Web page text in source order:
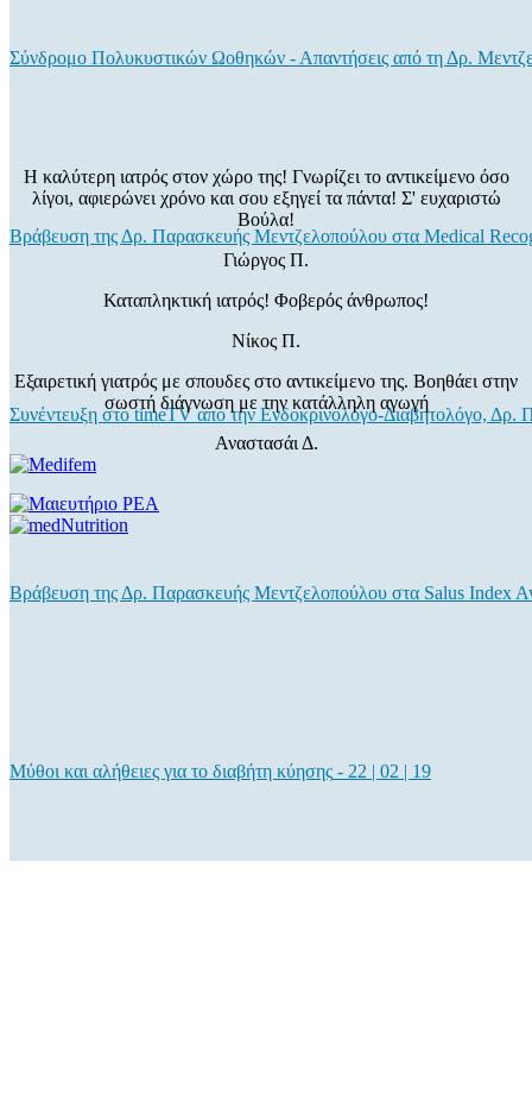
Σύνδρομο Πολυκυστικών Ωοθηκών - Απαντήσεις από τη Δρ.
Βράβευση της Δρ. Παρασκευής Μεντζελοπούλου στα Medical
Συνέντευξη στο timeTV από την Ενδοκρινολόγο-Διαβητολόγο,
Βράβευση της Δρ. Παρασκευής Μεντζελοπούλου στα Salus Index
Μύθοι και αλήθειες για το διαβήτη κύησης - 22 | 02 | 19
Η καλύτερη ιατρός στον χώρο της! Γνωρίζει το αντικείμενο όσο
λίγοι, αφιερώνει χρόνο και σου εξηγεί τα πάντα! Σ' ευχαριστώ
Βούλα!
Γιώργος Π.
Καταπληκτική ιατρός! Φοβερός άνθρωπος!
Νίκος Π.
Εξαιρετική γιατρός με σπουδες στο αντικείμενο της. Βοηθάει στην
σωστή διάγνωση με την κατάλληλη αγωγή
Αναστασάι Δ.